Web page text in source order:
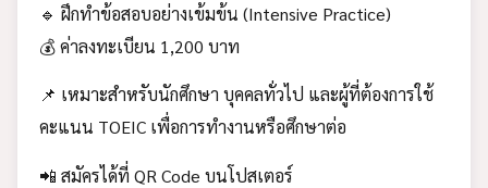
🔹 ฝึกทำข้อสอบอย่างเข้มข้น (Intensive Practice)
💰 ค่าลงทะเบียน 1,200 บาท
📌 เหมาะสำหรับนักศึกษา บุคคลทั่วไป และผู้ที่ต้องการใช้
คะแนน TOEIC เพื่อการทำงานหรือศึกษาต่อ
📲 สมัครได้ที่ QR Code บนโปสเตอร์